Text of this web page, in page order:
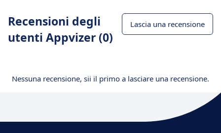
Recensioni degli
utenti Appvizer (0)
Lascia una recensione
Nessuna recensione, sii il primo a lasciare una recensione.